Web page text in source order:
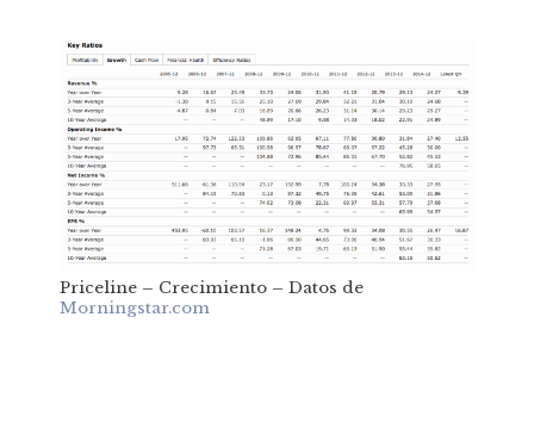
Priceline – Crecimiento – Datos de
Morningstar.com